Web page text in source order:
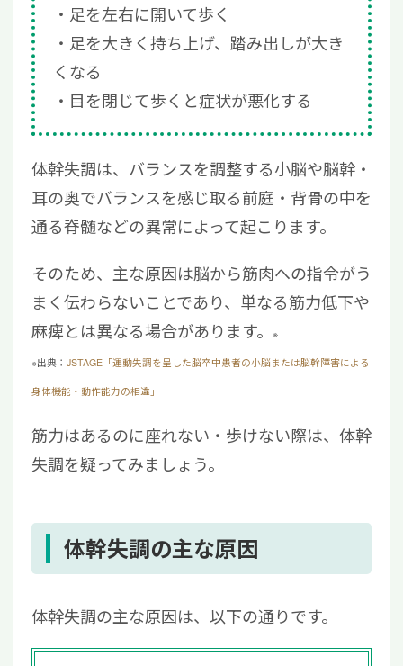
足を左右に開いて歩く
足を大きく持ち上げ、踏み出しが大き
くなる
目を閉じて歩くと症状が悪化する
体幹失調は、バランスを調整する小脳や脳幹・
耳の奥でバランスを感じ取る前庭・背骨の中を
通る脊髄などの異常によって起こります。
そのため、主な原因は脳から筋肉への指令がう
まく伝わらないことであり、単なる筋力低下や
麻痺とは異なる場合があります。
※
※出典： JSTAGE「運動失調を呈した脳卒中患者の小脳または脳幹障害による
身体機能・動作能力の相違」
筋力はあるのに座れない・歩けない際は、体幹
失調を疑ってみましょう。
体幹失調の主な原因
体幹失調の主な原因は、以下の通りです。